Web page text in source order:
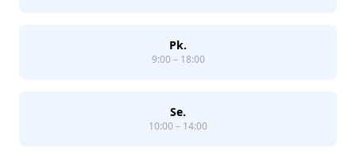
Pk.
9:00 – 18:00
Se.
10:00 – 14:00